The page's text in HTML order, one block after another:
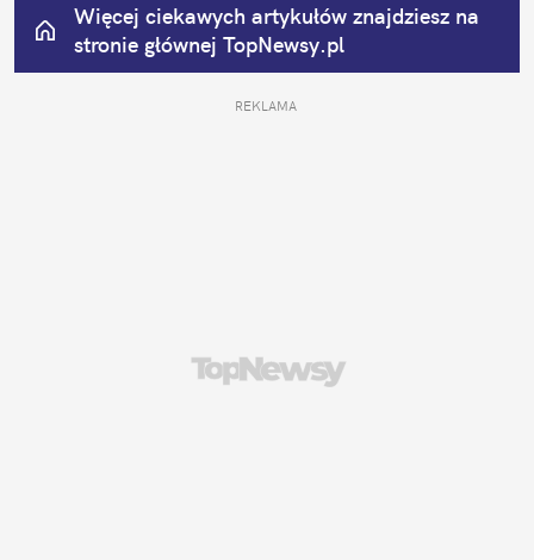
Więcej ciekawych artykułów znajdziesz na
stronie głównej TopNewsy.pl
REKLAMA